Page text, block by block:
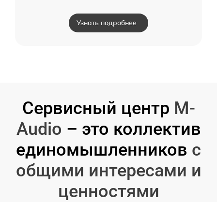
Узнать подробнее
Сервисный центр M-
Audio – это коллектив
единомышленников с
общими интересами и
ценностями